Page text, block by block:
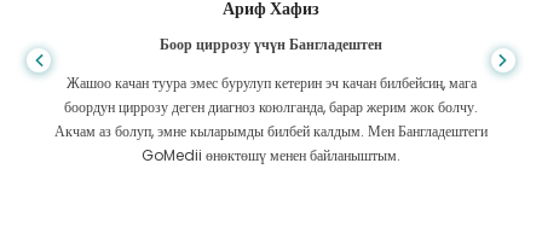
Ариф Хафиз
Боор циррозу үчүн Бангладештен
Жашоо качан туура эмес бурулуп кетерин эч качан билбейсиң, мага
боордун циррозу деген диагноз коюлганда, барар жерим жок болчу.
Акчам аз болуп, эмне кыларымды билбей калдым. Мен Бангладештеги
GoMedii өнөктөшү менен байланыштым.